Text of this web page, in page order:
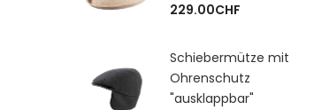
229.00CHF
Schiebermütze mit
Ohrenschutz
"ausklappbar"